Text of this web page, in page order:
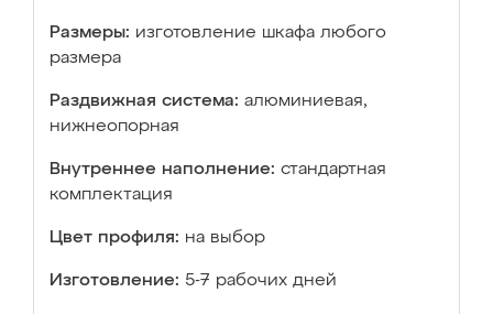
Размеры: изготовление шкафа любого
размера
Раздвижная система: алюминиевая,
нижнеопорная
Внутреннее наполнение: стандартная
комплектация
Цвет профиля: на выбор
Изготовление: 5-7 рабочих дней